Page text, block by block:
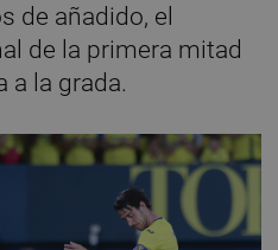
de añadido, el
de la primera mitad
a la grada.